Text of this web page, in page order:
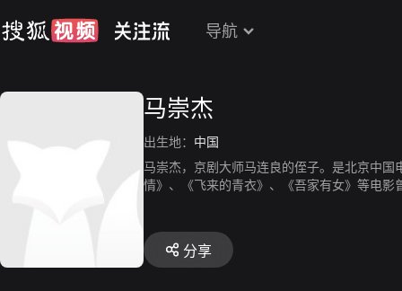
导航
马崇杰
出生地： 中国
马崇杰，京剧大师马连良的侄子。是北京中
情》、《飞来的青衣》、《吾家有女》等电
分享